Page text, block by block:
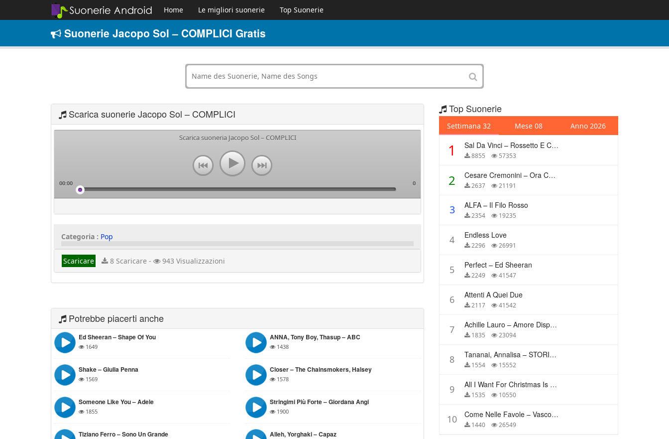
Home Le migliori suonerie Top Suonerie
Suonerie Jacopo Sol – COMPLICI Gratis
Scarica suonerie Jacopo Sol – COMPLICI
Scarica suoneria Jacopo Sol – COMPLICI
00:00 0
Categoria : Pop
Scaricare 8 Scaricare - 943 Visualizzazioni
Potrebbe piacerti anche
Ed Sheeran – Shape Of You
1649
ANNA, Tony Boy, Thasup – ABC
1438
Shake – Giulia Penna
1569
Closer – The Chainsmokers, Halsey
1578
Someone Like You – Adele
1855
Stringimi Più Forte – Giordana Angi
1900
Tiziano Ferro – Sono Un Grande Alleh, Yorghaki – Capaz
Top Suonerie
Settimana 32 Mese 08 Anno 2026
1 Sal Da Vinci – Rossetto E Caffè
8855 57353
2 Cesare Cremonini – Ora Che Non Ho Più Te
2637 21191
3 ALFA – Il Filo Rosso
2354 19235
4 Endless Love
2296 26991
5 Perfect – Ed Sheeran
2249 41547
6 Attenti A Quei Due
2117 41542
7 Achille Lauro – Amore Disperato
1835 23094
8 Tananai, Annalisa – STORIE BREVI
1554 15552
9 All I Want For Christmas Is You – Mariah Carey
1535 10550
10 Come Nelle Favole – Vasco Rossi
1440 26549